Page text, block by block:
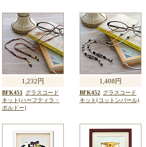
1,232円
BFK451
グラスコード
キット(ハーフティラ・
ボルドー)
1,408円
BFK452 グラスコード
キット(コットンパール)